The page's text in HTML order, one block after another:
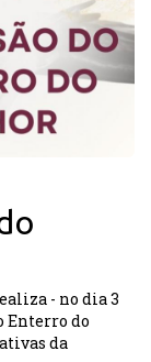
- no dia 3
Enterro do
da